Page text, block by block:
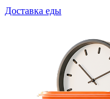
Доставка еды